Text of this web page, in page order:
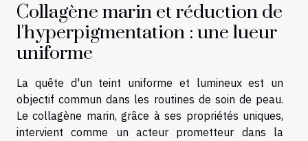
Collagène marin et réduction de
l'hyperpigmentation : une lueur
uniforme
La quête d'un teint uniforme et lumineux est un
objectif commun dans les routines de soin de peau.
Le collagène marin, grâce à ses propriétés uniques,
intervient comme un acteur prometteur dans la